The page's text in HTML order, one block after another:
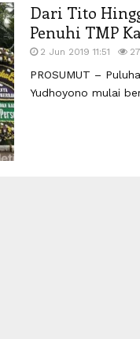
Dari Tito
Penuhi TMP
2 Jun 2019 11:51
PROSUMUT –
Yudhoyono mulai